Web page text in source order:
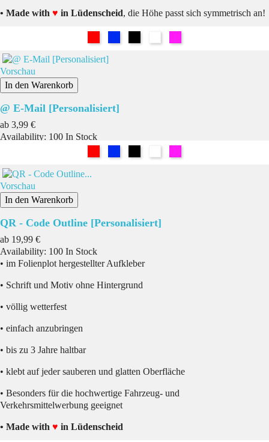
• Made with ♥ in Lüdenscheid, die Höhe passt sich symmetrisch an!
Vorschau
In den Warenkorb
@ E-Mail [Personalisiert]
ab Preis
3,99 €
Availability: 100 In Stock
Vorschau
In den Warenkorb
QR - Code Outline [Personalisiert]
ab Preis
19,99 €
Availability: 100 In Stock
• im Folienplot hergestellter Aufkleber
• Schrift und Motiv ohne Hintergrund
• völlig wetterfest
• einfach anzubringen
• bis zu 3 Jahre haltbar
• klebt auf jeder sauberen und glatten Oberfläche
• Besonders für die hochwertige Fahrzeug- und
Verkehrsmittelwerbung geeignet
• Made with ♥ in Lüdenscheid